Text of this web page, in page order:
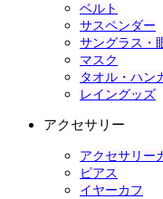
ベルト
サスペンダー
サングラス・
マスク
タオル・ハン
レイングッズ
アクセサリー
アクセサリー
ピアス
イヤーカフ